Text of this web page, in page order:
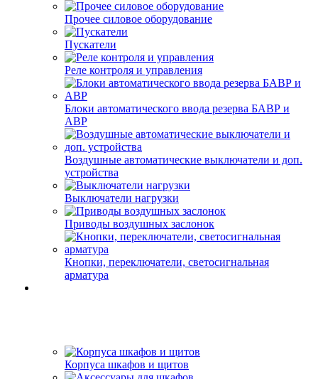
Прочее силовое оборудование
Пускатели
Реле контроля и управления
Блоки автоматического ввода резерва БАВР и
АВР
Воздушные автоматические выключатели и доп.
устройства
Выключатели нагрузки
Приводы воздушных заслонок
Кнопки, переключатели, светосигнальная
арматура
Корпуса шкафов и щитов